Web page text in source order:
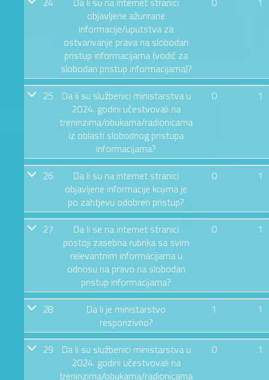
objavljene ažurirane
informacije/uputstva za
ostvarivanje prava na slobodan
pristup informacijama (vodič za
slobodan pristup informacijama)?
25
Da li su službenici ministarstva u
2024. godini učestvovali na
treninzima/obukama/radionicama
iz oblasti slobodnog pristupa
informacijama?
0 1
26
Da li su na internet stranici
objavljene informacije kojima je
po zahtjevu odobren pristup?
0 1
27
Da li se na internet stranici
postoji zasebna rubrika sa svim
relevantnim informacijama u
odnosu na pravo na slobodan
pristup informacijama?
0 1
28
Da li je ministarstvo
responzivno?
1 1
29
Da li su službenici ministarstva u
2024. godini učestvovali na
treninzima/obukama/radionicama
0 1